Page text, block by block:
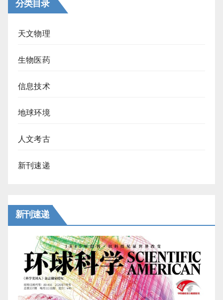
分类目录
天文物理
生物医药
信息技术
地球环境
人文考古
新刊速递
新刊速递